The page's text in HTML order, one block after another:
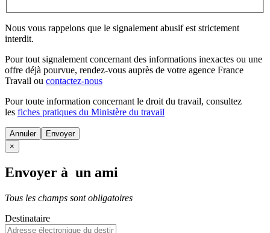
Nous vous rappelons que le signalement abusif est strictement
interdit.
Pour tout signalement concernant des informations inexactes ou une
offre déjà pourvue, rendez-vous auprès de votre agence France
Travail ou contactez-nous
Pour toute information concernant le droit du travail, consultez
les fiches pratiques du Ministère du travail
Annuler
×
Envoyer à un ami
Tous les champs sont obligatoires
Destinataire